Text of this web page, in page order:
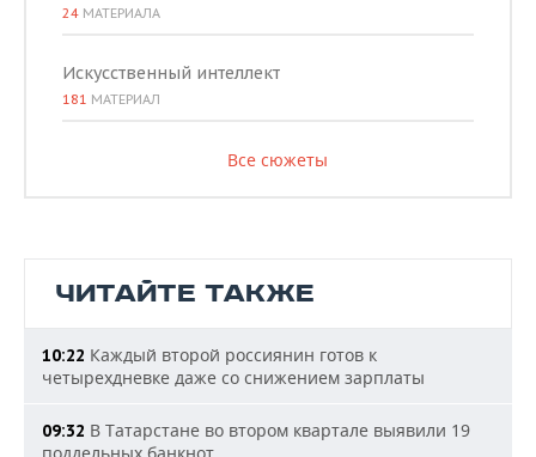
24 МАТЕРИАЛА
Искусственный интеллект
181 МАТЕРИАЛ
Все сюжеты
ЧИТАЙТЕ ТАКЖЕ
10:22 Каждый второй россиянин готов к
четырехдневке даже со снижением зарплаты
09:32 В Татарстане во втором квартале выявили 19